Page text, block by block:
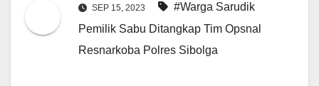
SEP 15, 2023
#Warga Sarudik
Pemilik Sabu Ditangkap Tim Opsnal
Resnarkoba Polres Sibolga